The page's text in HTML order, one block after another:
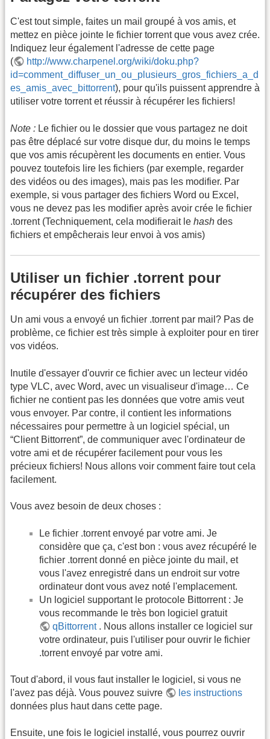
C'est tout simple, faites un mail groupé à vos amis, et
mettez en pièce jointe le fichier torrent que vous avez crée.
Indiquez leur également l'adresse de cette page
(
http://www.charpenel.org/wiki/doku.php?
id=comment_diffuser_un_ou_plusieurs_gros_fichiers_a_d
es_amis_avec_bittorrent), pour qu'ils puissent apprendre à
utiliser votre torrent et réussir à récupérer les fichiers!
Note : Le fichier ou le dossier que vous partagez ne doit
pas être déplacé sur votre disque dur, du moins le temps
que vos amis récupèrent les documents en entier. Vous
pouvez toutefois lire les fichiers (par exemple, regarder
des vidéos ou des images), mais pas les modifier. Par
exemple, si vous partager des fichiers Word ou Excel,
vous ne devez pas les modifier après avoir crée le fichier
.torrent (Techniquement, cela modifierait le hash des
fichiers et empêcherais leur envoi à vos amis)
Utiliser un fichier .torrent pour
récupérer des fichiers
Un ami vous a envoyé un fichier .torrent par mail? Pas de
problème, ce fichier est très simple à exploiter pour en tirer
vos vidéos.
Inutile d'essayer d'ouvrir ce fichier avec un lecteur vidéo
type VLC, avec Word, avec un visualiseur d'image… Ce
fichier ne contient pas les données que votre amis veut
vous envoyer. Par contre, il contient les informations
nécessaires pour permettre à un logiciel spécial, un
“Client Bittorrent”, de communiquer avec l'ordinateur de
votre ami et de récupérer facilement pour vous les
précieux fichiers! Nous allons voir comment faire tout cela
facilement.
Vous avez besoin de deux choses :
Le fichier .torrent envoyé par votre ami. Je
considère que ça, c'est bon : vous avez récupéré le
fichier .torrent donné en pièce jointe du mail, et
vous l'avez enregistré dans un endroit sur votre
ordinateur dont vous avez noté l'emplacement.
Un logiciel supportant le protocole Bittorrent : Je
vous recommande le très bon logiciel gratuit
qBittorrent . Nous allons installer ce logiciel sur
votre ordinateur, puis l'utiliser pour ouvrir le fichier
.torrent envoyé par votre ami.
Tout d'abord, il vous faut installer le logiciel, si vous ne
l'avez pas déjà. Vous pouvez suivre
les instructions
données plus haut dans cette page.
Ensuite, une fois le logiciel installé, vous pourrez ouvrir